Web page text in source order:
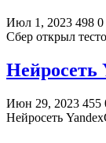
Июл 1, 2023 498 0
Сбер открыл
Нейросеть
Июн 29, 2023 455
Нейросеть